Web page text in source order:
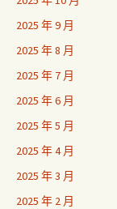
2025 年 9 月
2025 年 8 月
2025 年 7 月
2025 年 6 月
2025 年 5 月
2025 年 4 月
2025 年 3 月
2025 年 2 月